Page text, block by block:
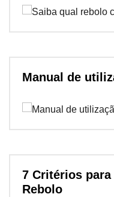
Manual de
7 Critérios
Rebolo